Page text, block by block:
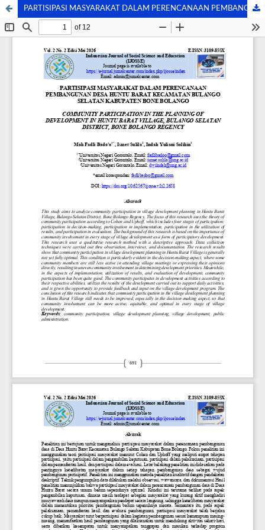
PARTISIPASI MASYARAKAT DALAM PERENCANAAN PEMBANGUNAN DESA HUNTU BARAT KECAMATAN BULANGO SELATAN KABUPATEN BONE BOLANGO